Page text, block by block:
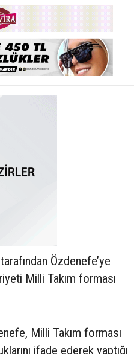
Özdenefe’ye
Milli Takım forması
Milli Takım forması
ifade ederek yaptığı